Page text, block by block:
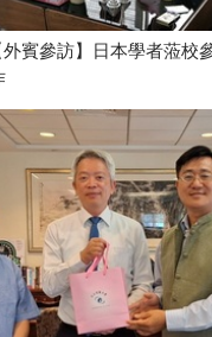
外賓參訪】日本學者蒞